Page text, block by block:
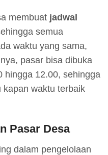
membuat jadwal
semua
waktu yang sama,
pasar bisa dibuka
hingga 12.00, sehingga
kapan waktu terbaik
Pasar Desa
dalam pengelolaan